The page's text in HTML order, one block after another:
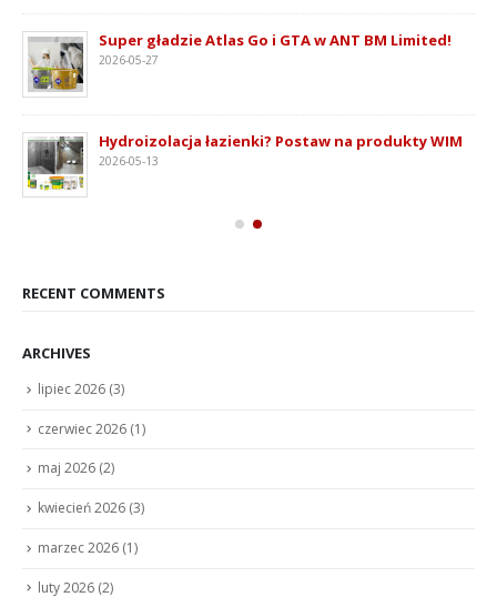
Super gładzie Atlas Go i GTA w ANT BM Limited!
2026-05-27
Hydroizolacja łazienki? Postaw na produkty WIM
2026-05-13
RECENT COMMENTS
ARCHIVES
lipiec 2026 (3)
czerwiec 2026 (1)
maj 2026 (2)
kwiecień 2026 (3)
marzec 2026 (1)
luty 2026 (2)